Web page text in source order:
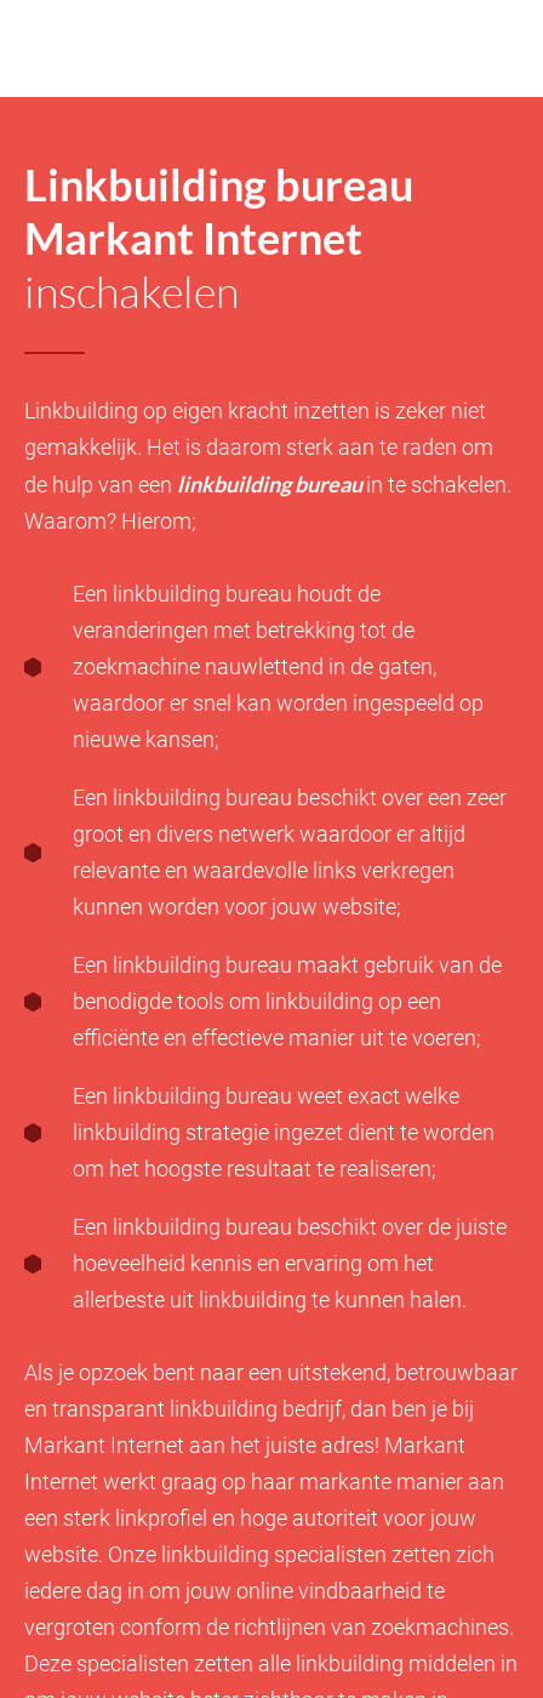
Linkbuilding bureau
Markant Internet
inschakelen
Linkbuilding op eigen kracht inzetten is zeker niet
gemakkelijk. Het is daarom sterk aan te raden om
de hulp van een linkbuilding bureauin te schakelen.
Waarom? Hierom;
Een linkbuilding bureau houdt de
veranderingen met betrekking tot de
zoekmachine nauwlettend in de gaten,
waardoor er snel kan worden ingespeeld op
nieuwe kansen;
Een linkbuilding bureau beschikt over een zeer
groot en divers netwerk waardoor er altijd
relevante en waardevolle links verkregen
kunnen worden voor jouw website;
Een linkbuilding bureau maakt gebruik van de
benodigde tools om linkbuilding op een
efficiënte en effectieve manier uit te voeren;
Een linkbuilding bureau weet exact welke
linkbuilding strategie ingezet dient te worden
om het hoogste resultaat te realiseren;
Een linkbuilding bureau beschikt over de juiste
hoeveelheid kennis en ervaring om het
allerbeste uit linkbuilding te kunnen halen.
Als je opzoek bent naar een uitstekend, betrouwbaar
en transparant linkbuilding bedrijf, dan ben je bij
Markant Internet aan het juiste adres! Markant
Internet werkt graag op haar markante manier aan
een sterk linkprofiel en hoge autoriteit voor jouw
website. Onze linkbuilding specialisten zetten zich
iedere dag in om jouw online vindbaarheid te
vergroten conform de richtlijnen van zoekmachines.
Deze specialisten zetten alle linkbuilding middelen in